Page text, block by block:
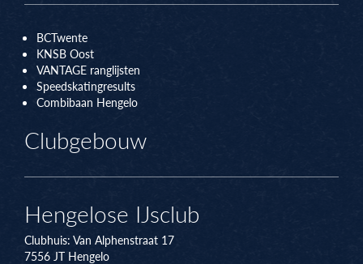
BCTwente
KNSB Oost
VANTAGE ranglijsten
Speedskatingresults
Combibaan Hengelo
Clubgebouw
Hengelose IJsclub
Clubhuis: Van Alphenstraat 17
7556 JT Hengelo